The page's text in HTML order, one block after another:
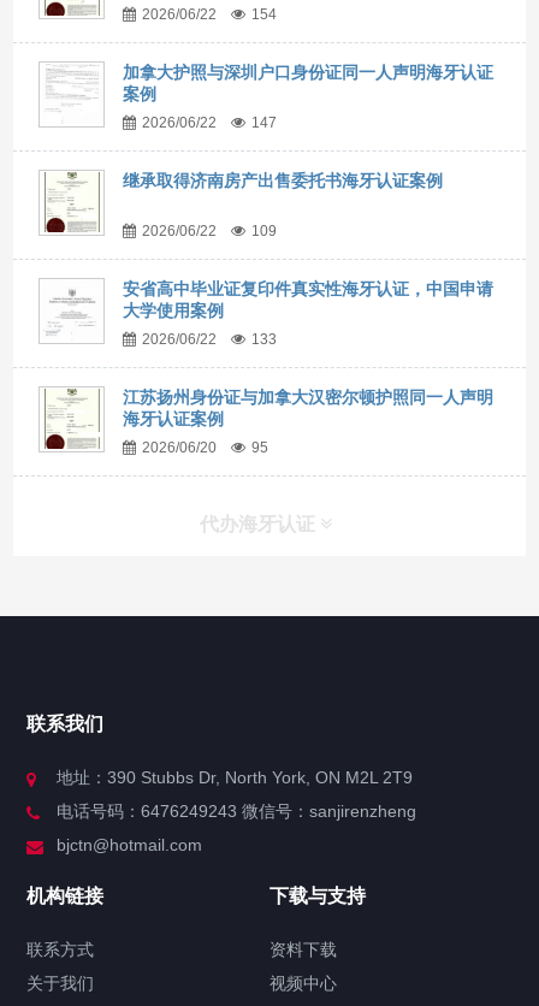
2026/06/22 154
加拿大护照与深圳户口身份证同一人声明海牙认证
案例
2026/06/22 147
继承取得济南房产出售委托书海牙认证案例
2026/06/22 109
安省高中毕业证复印件真实性海牙认证，中国申请
大学使用案例
2026/06/22 133
江苏扬州身份证与加拿大汉密尔顿护照同一人声明
海牙认证案例
2026/06/20 95
代办海牙认证
服务分类
签署类文件海牙认证程序费用
联系我们
地址：390 Stubbs Dr, North York, ON M2L 2T9
电话号码：6476249243 微信号：sanjirenzheng
bjctn@hotmail.com
机构链接
联系方式
关于我们
下载与支持
资料下载
视频中心